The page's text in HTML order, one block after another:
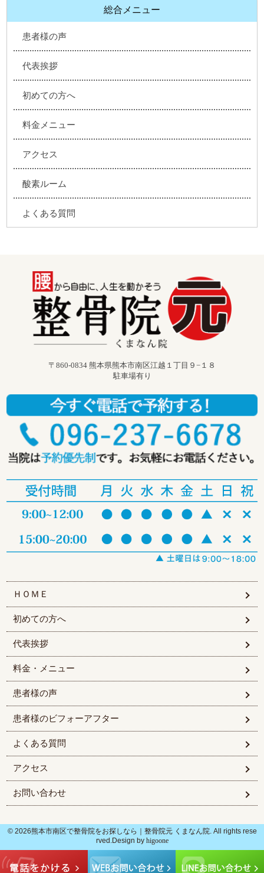
総合メニュー
患者様の声
代表挨拶
初めての方へ
料金メニュー
アクセス
酸素ルーム
よくある質問
〒860-0834 熊本県熊本市南区江越１丁目９−１８
駐車場有り
ＨＯＭＥ
初めての方へ
代表挨拶
料金・メニュー
患者様の声
患者様のビフォーアフター
よくある質問
アクセス
お問い合わせ
© 2026熊本市南区で整骨院をお探しなら｜整骨院元 くまなん院. All rights rese
rved.Design by higoone